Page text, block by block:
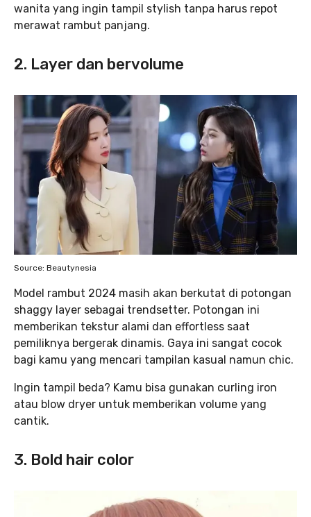
wanita yang ingin tampil stylish tanpa harus repot
merawat rambut panjang.
2. Layer dan bervolume
Source: Beautynesia
Model rambut 2024 masih akan berkutat di potongan
shaggy layer sebagai trendsetter. Potongan ini
memberikan tekstur alami dan effortless saat
pemiliknya bergerak dinamis. Gaya ini sangat cocok
bagi kamu yang mencari tampilan kasual namun chic.
Ingin tampil beda? Kamu bisa gunakan curling iron
atau blow dryer untuk memberikan volume yang
cantik.
3. Bold hair color